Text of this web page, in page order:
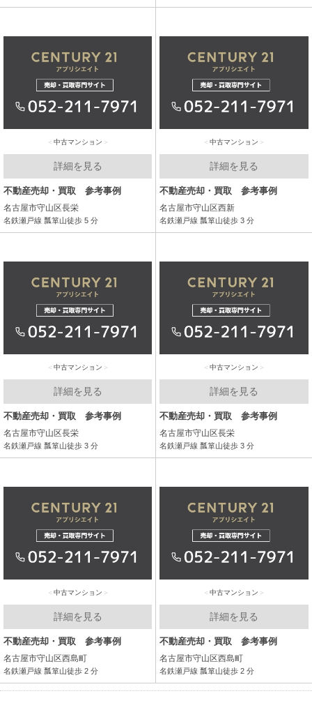
中古マンション
詳細を見る
不動産売却・買取 参考事例
名古屋市守山区長栄
名鉄瀬戸線 瓢箪山徒歩 5 分
中古マンション
詳細を見る
不動産売却・買取 参考事例
名古屋市守山区西新
名鉄瀬戸線 瓢箪山徒歩 3 分
中古マンション
詳細を見る
不動産売却・買取 参考事例
名古屋市守山区長栄
名鉄瀬戸線 瓢箪山徒歩 3 分
中古マンション
詳細を見る
不動産売却・買取 参考事例
名古屋市守山区長栄
名鉄瀬戸線 瓢箪山徒歩 3 分
中古マンション
詳細を見る
不動産売却・買取 参考事例
名古屋市守山区西島町
名鉄瀬戸線 瓢箪山徒歩 2 分
中古マンション
詳細を見る
不動産売却・買取 参考事例
名古屋市守山区西島町
名鉄瀬戸線 瓢箪山徒歩 2 分